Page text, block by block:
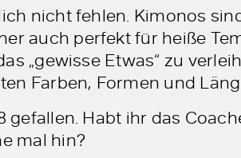
nicht fehlen. Kimonos
auch perfekt für heiße
„gewisse Etwas“ zu
Farben, Formen und
Habt ihr das
mal hin?